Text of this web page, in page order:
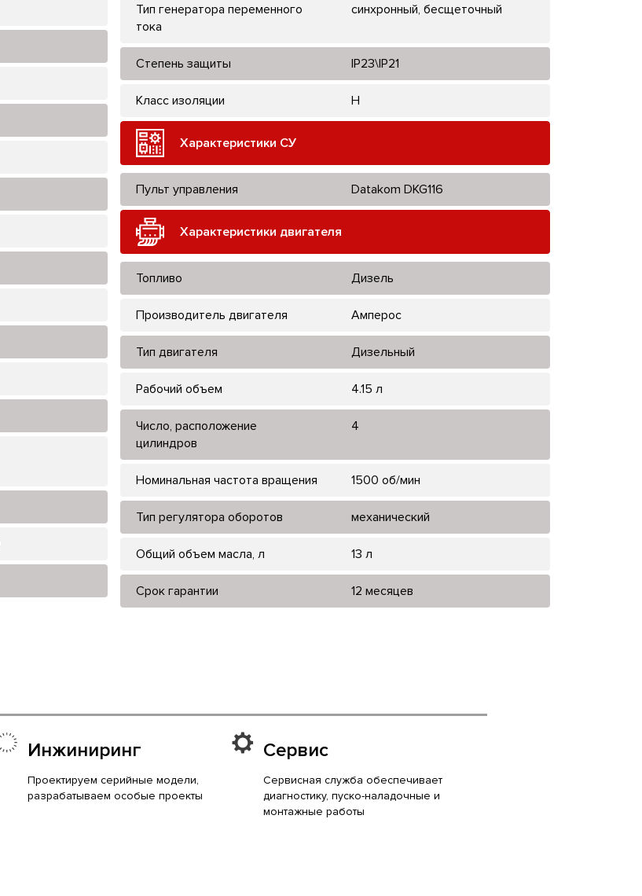
Тип генератора переменного
тока
синхронный, бесщеточный
Степень защиты IP23\IP21
Класс изоляции H
Характеристики СУ
Пульт управления Datakom DKG116
Характеристики двигателя
Топливо Дизель
Производитель двигателя Амперос
Тип двигателя Дизельный
Рабочий объем 4.15 л
Число, расположение
цилиндров
4
Номинальная частота вращения 1500 об/мин
Тип регулятора оборотов механический
Общий объем масла, л 13 л
Срок гарантии 12 месяцев
Инжиниринг
Проектируем серийные модели,
разрабатываем особые проекты
Сервис
Сервисная служба обеспечивает
диагностику, пуско-наладочные и
монтажные работы